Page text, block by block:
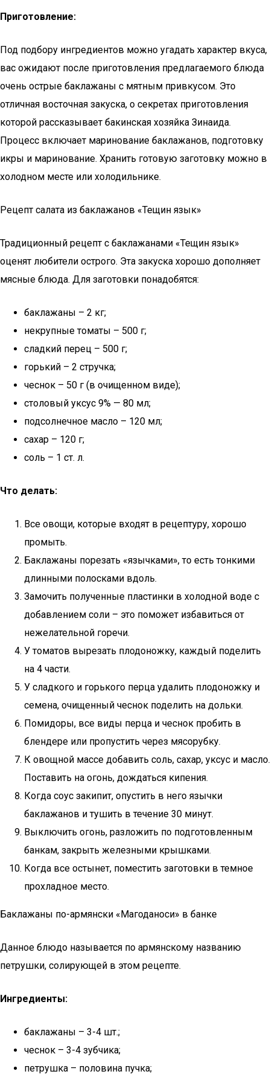
Приготовление:
Под подбору ингредиентов можно угадать характер вкуса,
вас ожидают после приготовления предлагаемого блюда
очень острые баклажаны с мятным привкусом. Это
отличная восточная закуска, о секретах приготовления
которой рассказывает бакинская хозяйка Зинаида.
Процесс включает маринование баклажанов, подготовку
икры и маринование. Хранить готовую заготовку можно в
холодном месте или холодильнике.
Рецепт салата из баклажанов «Тещин язык»
Традиционный рецепт с баклажанами «Тещин язык»
оценят любители острого. Эта закуска хорошо дополняет
мясные блюда. Для заготовки понадобятся:
баклажаны – 2 кг;
некрупные томаты – 500 г;
сладкий перец – 500 г;
горький – 2 стручка;
чеснок – 50 г (в очищенном виде);
столовый уксус 9% — 80 мл;
подсолнечное масло – 120 мл;
сахар – 120 г;
соль – 1 ст. л.
Что делать:
Все овощи, которые входят в рецептуру, хорошо
промыть.
Баклажаны порезать «язычками», то есть тонкими
длинными полосками вдоль.
Замочить полученные пластинки в холодной воде с
добавлением соли – это поможет избавиться от
нежелательной горечи.
У томатов вырезать плодоножку, каждый поделить
на 4 части.
У сладкого и горького перца удалить плодоножку и
семена, очищенный чеснок поделить на дольки.
Помидоры, все виды перца и чеснок пробить в
блендере или пропустить через мясорубку.
К овощной массе добавить соль, сахар, уксус и масло.
Поставить на огонь, дождаться кипения.
Когда соус закипит, опустить в него язычки
баклажанов и тушить в течение 30 минут.
Выключить огонь, разложить по подготовленным
банкам, закрыть железными крышками.
Когда все остынет, поместить заготовки в темное
прохладное место.
Баклажаны по-армянски «Магоданоси» в банке
Данное блюдо называется по армянскому названию
петрушки, солирующей в этом рецепте.
Ингредиенты:
баклажаны – 3-4 шт.;
чеснок – 3-4 зубчика;
петрушка – половина пучка;